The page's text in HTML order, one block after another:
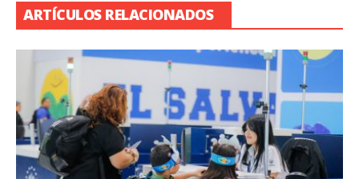
ARTÍCULOS RELACIONADOS